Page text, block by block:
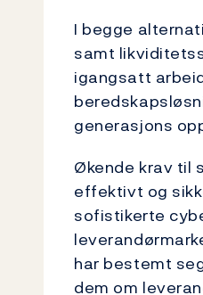
I begge
samt
igangsatt
generasjons
Økende krav til
effektivt og
sofistikerte
har bestemt
dem om